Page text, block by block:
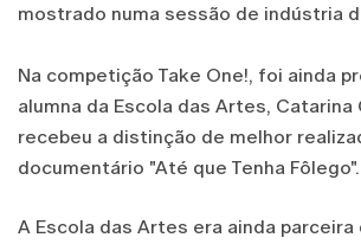
mostrado numa sessão de indústria
Na competição Take One!, foi ainda
alumna da Escola das Artes, Catarina
recebeu a distinção de melhor
documentário "Até que Tenha Fôlego".
A Escola das Artes era ainda